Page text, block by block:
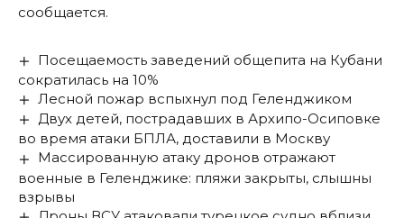
сообщается.
Посещаемость заведений общепита на Кубани
сократилась на 10%
Лесной пожар вспыхнул под Геленджиком
Двух детей, пострадавших в Архипо-Осиповке
во время атаки БПЛА, доставили в Москву
Массированную атаку дронов отражают
военные в Геленджике: пляжи закрыты, слышны
взрывы